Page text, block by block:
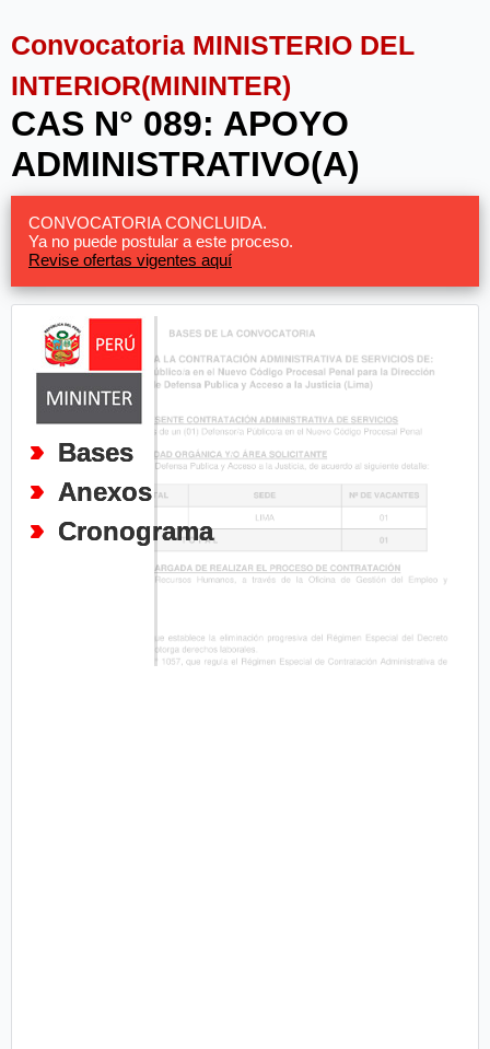
Convocatoria MINISTERIO DEL
INTERIOR(MININTER)
CAS N° 089: APOYO
ADMINISTRATIVO(A)
CONVOCATORIA CONCLUIDA.
Ya no puede postular a este proceso.
Revise ofertas vigentes aquí
Bases
Anexos
Cronograma